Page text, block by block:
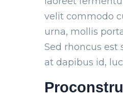
velit commodo
urna, mollis
Sed rhoncus
at dapibus id,